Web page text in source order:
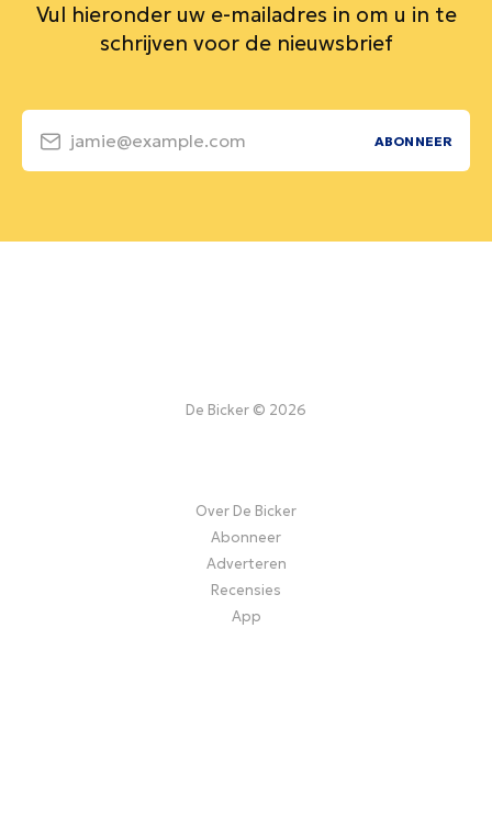
Vul hieronder uw e-mailadres in om u in te
schrijven voor de nieuwsbrief
jamie@example.com ABONNEER
De Bicker © 2026
Over De Bicker
Abonneer
Adverteren
Recensies
App